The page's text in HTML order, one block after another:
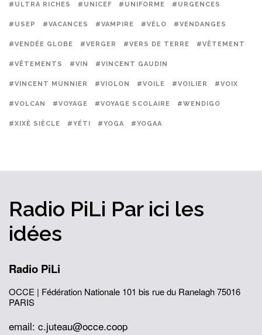
#ULTRA RICHES #UNICEF #UNIFORME #URGENCES
#USEP #VACANCES #VAMPIRE #VÉLO #VENDANGES
#VENDÉE GLOBE #VERGER #VERS DE TERRE #VÊTEMENT
#VÊTEMENTS #VIN #VINCENT GAUDIN
#VINCENT MUNNIER #VIOLON #VOILE #VOILIER #VOIX
#VOLCAN #VOYAGE #VOYAGE SCOLAIRE #WENDIGO
#XIXÈ SIÈCLE #YÉTI #YOGA #YOGAA
Radio PiLi Par ici les
idées
Radio PiLi
OCCE | Fédération Nationale 101 bis rue du Ranelagh75016
PARIS
email: c.juteau@occe.coop